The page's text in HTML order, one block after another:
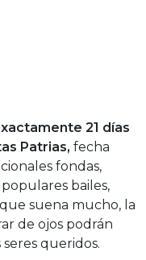
21 días
Patrias, fecha
fondas,
bailes,
suena mucho, la
de ojos podrán
queridos.